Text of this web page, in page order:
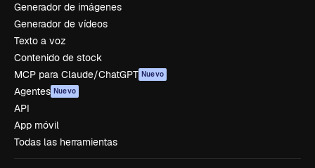
Generador de imágenes
Generador de vídeos
Texto a voz
Contenido de stock
MCP para Claude/ChatGPT Nuevo
Agentes Nuevo
API
App móvil
Todas las herramientas